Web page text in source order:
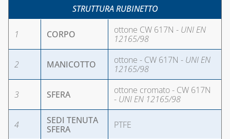
STRUTTURA RUBINETTO
1 CORPO ottone CW 617N - UNI EN
12165/98
2 MANICOTTO ottone - CW 617N - UNI EN
12165/98
3 SFERA
ottone cromato - CW 617N
- UNI EN 12165/98
4
SEDI TENUTA
SFERA
PTFE